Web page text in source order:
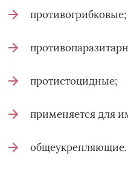
противогрибковые;
протистоцидные;
применяется для
общеукрепляющие.